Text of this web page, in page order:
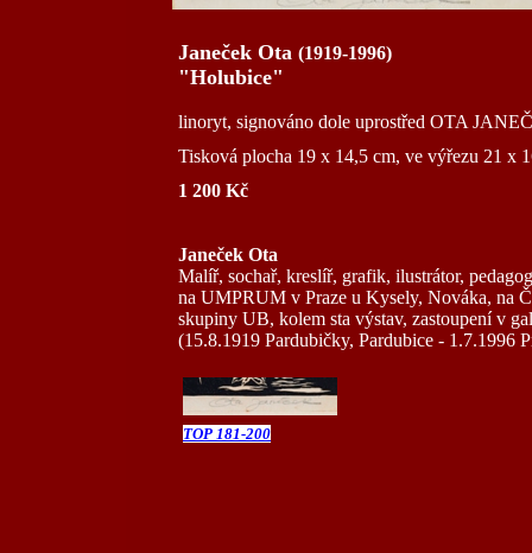
Janeček Ota (1919-1996)
"Holubice"
linoryt, signováno dole uprostřed OTA
Tisková plocha 19 x 14,5 cm, ve výřezu 21 x
1 200 Kč
Janeček Ota
Malíř, sochař, kreslíř, grafik, ilustrátor,
na UMPRUM v Praze u Kysely, Nováka, na
skupiny UB, kolem sta výstav, zastoupení v
(15.8.1919 Pardubičky, Pardubice - 1.7.1996
TOP 181-200